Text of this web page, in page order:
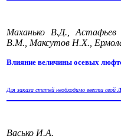
Маханько В.Д.,
В.М., Максутов Н.Х.,
Влияние величины осевых
Для заказа статей необходимо ввести свой
Васько И.А.